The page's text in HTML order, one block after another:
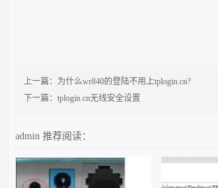
上一篇： 为什么wr840的登陆不用上tplogin.cn?
下一篇：tplogin.cn无线安全设置
admin推荐阅读：